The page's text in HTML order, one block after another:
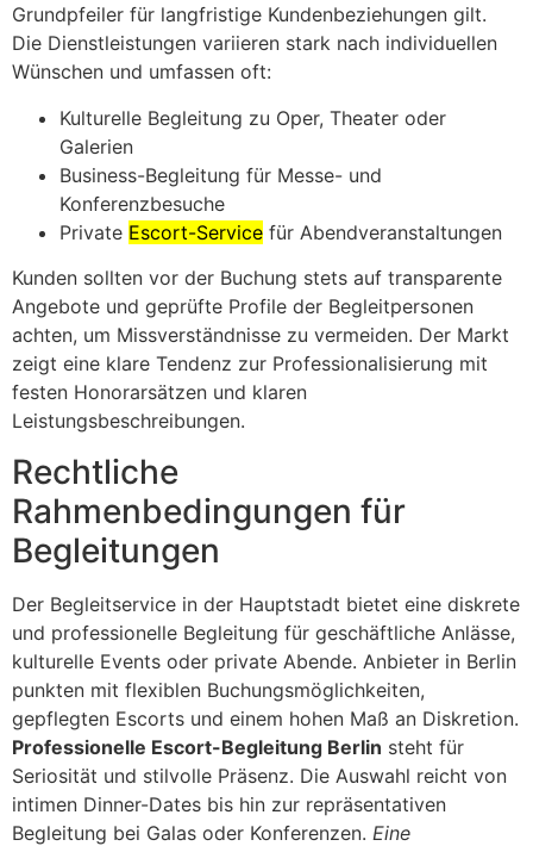
Grundpfeiler für langfristige Kundenbeziehungen gilt.
Die Dienstleistungen variieren stark nach individuellen
Wünschen und umfassen oft:
Kulturelle Begleitung zu Oper, Theater oder
Galerien
Business-Begleitung für Messe- und
Konferenzbesuche
Private Escort-Service für Abendveranstaltungen
Kunden sollten vor der Buchung stets auf transparente
Angebote und geprüfte Profile der Begleitpersonen
achten, um Missverständnisse zu vermeiden. Der Markt
zeigt eine klare Tendenz zur Professionalisierung mit
festen Honorarsätzen und klaren
Leistungsbeschreibungen.
Rechtliche
Rahmenbedingungen für
Begleitungen
Der Begleitservice in der Hauptstadt bietet eine diskrete
und professionelle Begleitung für geschäftliche Anlässe,
kulturelle Events oder private Abende. Anbieter in Berlin
punkten mit flexiblen Buchungsmöglichkeiten,
gepflegten Escorts und einem hohen Maß an Diskretion.
Professionelle Escort-Begleitung Berlin steht für
Seriosität und stilvolle Präsenz. Die Auswahl reicht von
intimen Dinner-Dates bis hin zur repräsentativen
Begleitung bei Galas oder Konferenzen. Eine